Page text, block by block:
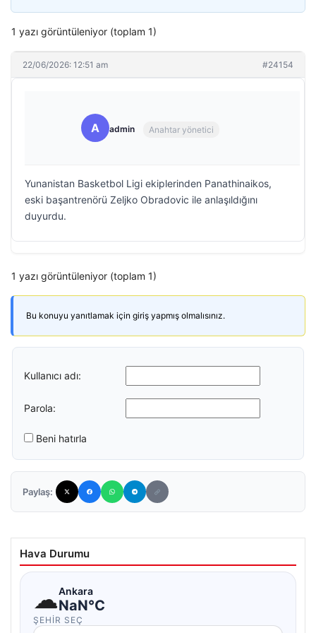
1 yazı görüntüleniyor (toplam 1)
22/06/2026: 12:51 am #24154
A admin Anahtar yönetici
Yunanistan Basketbol Ligi ekiplerinden Panathinaikos,
eski başantrenörü Zeljko Obradovic ile anlaşıldığını
duyurdu.
1 yazı görüntüleniyor (toplam 1)
Bu konuyu yanıtlamak için giriş yapmış olmalısınız.
Kullanıcı adı:
Parola:
Beni hatırla
Paylaş:
Hava Durumu
☁Ankara
NaN°C
ŞEHIR SEÇ